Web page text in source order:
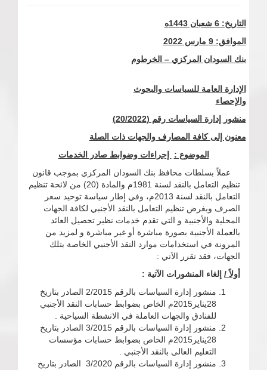
التاريخ: 6 شعبان 1443ه
الموافق: 9 مارس 2022
بنك السودان المركزي – الخرطوم
الإدارة العامة للسياسات والبحوث
والإحصاء
منشور إدارة السياسات رقم (20/2022)
معنون إلى كافة المصارف والجهات ذات الصلة
الموضوع :
إجراءات وضوابط صادر الخدمات
عملاً بسلطات محافظ بنك السودان المركزي بموجب قانون
تنظيم التعامل بالنقد لسنة 1981م والمادة (20) من لائحة تنظيم
التعامل بالنقد لسنة 2013م، وفي إطار سياسة توحيد سعر
الصرف وبغرض تنظيم التعامل بالنقد الأجنبي لكافة الجهات
المحلية والأجنبية و التي تقدم خدمات نظير تحصيل العائد
بالعملة الأجنبية بصورة مباشرة أو غير مباشرة و لمزيد من
المرونة في استخدامات موارد النقد الأجنبي الخاصة بتلك
الجهات، فقد تقرر الاَتي :
أولاً / إلغاء المنشورات الآتية :
منشور إدارة السياسات بالرقم 2/2015 الصادر بتاريخ
28يناير2015م الخاص بضوابط حسابات النقد الأجنبي
للفنادق والجهات العاملة في الانشطة السياحية .
منشور إدارة السياسات بالرقم 3/2015 الصادر بتاريخ
28يناير2015م الخاص بضوابط حسابات مؤسسات
التعليم العالى بالنقد الأجنبي .
منشور إدارة السياسات بالرقم 3/2020 الصادر بتاريخ